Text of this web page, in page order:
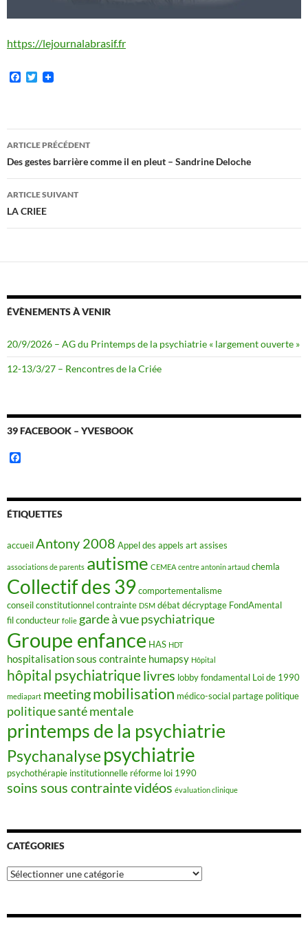
https://lejournalabrasif.fr
F
o
o
T
e
r
Navigation
des
articles
ARTICLE PRÉCÉDENT
Des gestes barrière comme il en pleut – Sandrine Deloche
ARTICLE SUIVANT
LA CRIEE
ÉVÈNEMENTS À VENIR
20/9/2026 – AG du Printemps de la psychiatrie « largement ouverte »
12-13/3/27 – Rencontres de la Criée
39 FACEBOOK – YVESBOOK
b
o
ÉTIQUETTES
accueilAntony 2008 Appel des appels artassises
associations de parents autisme CEMEA centre antonin artaud chemla
Collectif des 39 comportementalisme
conseil constitutionnelcontrainte DSM débatdécryptage FondAmental
fil conducteur folie garde à vue psychiatrique
Groupe enfance HAS HDT
hospitalisation sous contrainte humapsy Hôpital
hôpital psychiatriquelivres lobby fondamental Loi de 1990
mediapart meetingmobilisation médico-social partage politique
politique santé mentale
printemps de la psychiatrie
Psychanalyse psychiatrie
psychothérapie institutionnelle réforme loi 1990
soins sous contraintevidéos évaluation clinique
CATÉGORIES
Catégories